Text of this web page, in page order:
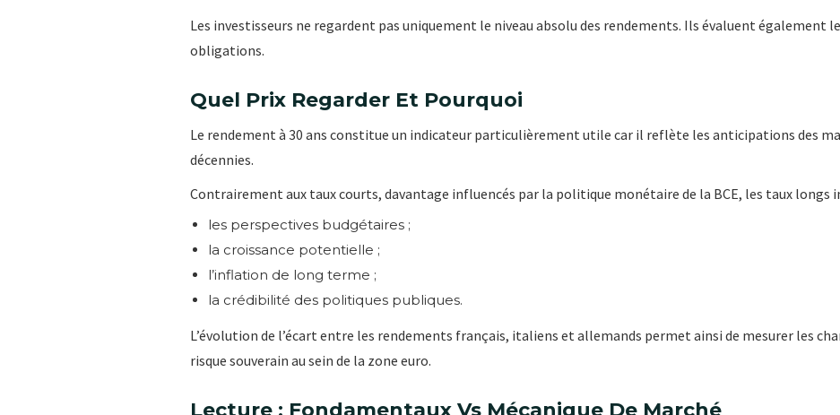
Les investisseurs ne regardent pas uniquement le niveau absolu des rendements. Ils évaluent également
obligations.
Quel Prix Regarder Et Pourquoi
Le rendement à 30 ans constitue un indicateur particulièrement utile car il reflète les anticipations des
décennies.
Contrairement aux taux courts, davantage influencés par la politique monétaire de la BCE, les taux longs
les perspectives budgétaires ;
la croissance potentielle ;
l’inflation de long terme ;
la crédibilité des politiques publiques.
L’évolution de l’écart entre les rendements français, italiens et allemands permet ainsi de mesurer les
risque souverain au sein de la zone euro.